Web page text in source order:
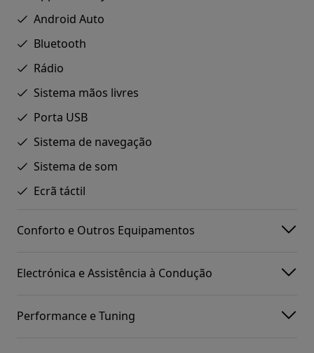
Android Auto
Bluetooth
Rádio
Sistema mãos livres
Porta USB
Sistema de navegação
Sistema de som
Ecrã táctil
Conforto e Outros Equipamentos
Electrónica e Assistência à Condução
Performance e Tuning